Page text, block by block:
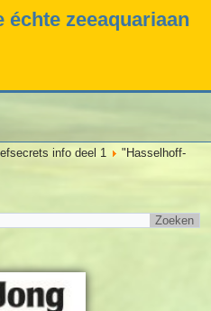
zeeaquariaan
info deel 1
"Hasselhoff-